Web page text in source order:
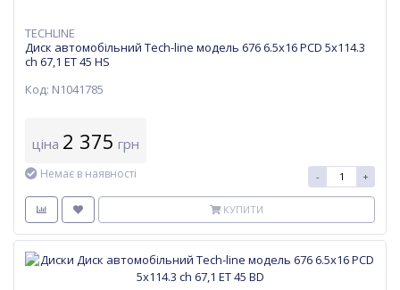
TECHLINE
Диск автомобільний Tech-line модель 676 6.5х16 PCD 5x114.3
ch 67,1 ET 45 HS
Код: N1041785
ціна 2 375 грн
Немає в наявності - +
КУПИТИ